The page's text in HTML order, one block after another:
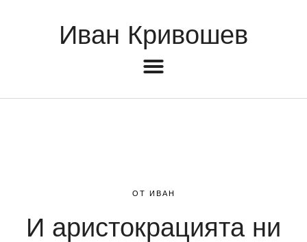
Иван Кривошев
ОТ ИВАН
И аристокрацията ни